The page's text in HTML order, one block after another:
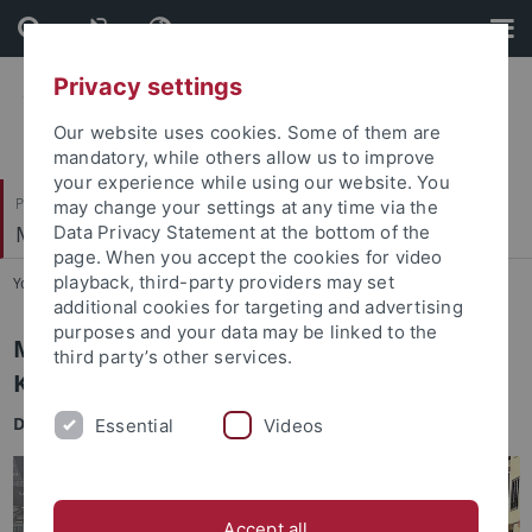
Skip
to
content
Skip
to
footer
Philosophische Fakultät
Mittelalterliche Geschichte
You are here: Startseite ... Monastische Ökonomien
Monastische Ökonomien in der
Karolingerzeit − Farfa und Fulda
DFG-AHRCProject(04/2026–03/2029)
Privacy settings
Our website uses cookies. Some of them are
mandatory, while others allow us to improve
your experience while using our website. You
may change your settings at any time via the
Data Privacy Statement at the bottom of the
page. When you accept the cookies for video
playback, third-party providers may set
additional cookies for targeting and advertising
purposes and your data may be linked to the
third party’s other services.
Essential Videos